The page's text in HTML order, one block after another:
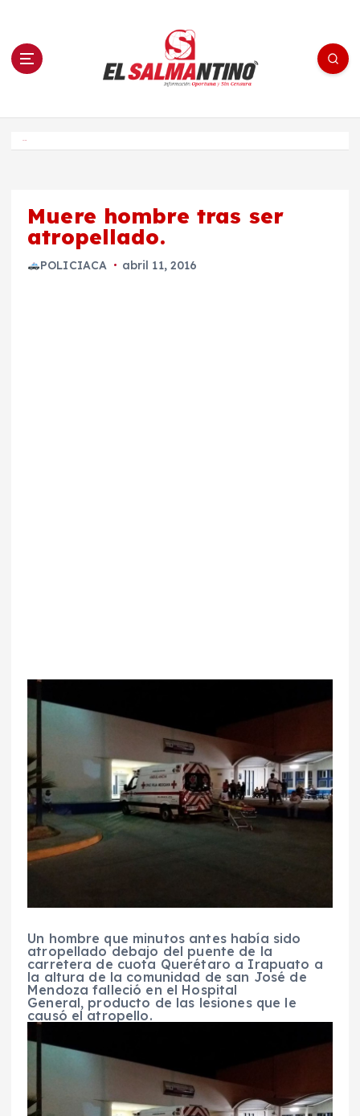
n El Salmantino - medios/noticias/editorial
Muere hombre tras ser
atropellado.
POLICIACA abril 11, 2016
Un hombre que minutos antes había sido
atropellado debajo del puente de la
carretera de cuota Querétaro a Irapuato a
la altura de la comunidad de san José de
Mendoza falleció en el Hospital
General, producto de las lesiones que le
causó el atropello.